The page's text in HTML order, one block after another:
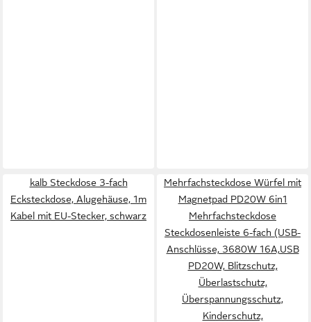
kalb Steckdose 3-fach
Ecksteckdose, Alugehäuse, 1m
Kabel mit EU-Stecker, schwarz
Mehrfachsteckdose Würfel mit
Magnetpad PD20W 6in1
Mehrfachsteckdose
Steckdosenleiste 6-fach (USB-
Anschlüsse, 3680W 16A,USB
PD20W, Blitzschutz,
Überlastschutz,
Überspannungsschutz,
Kinderschutz,